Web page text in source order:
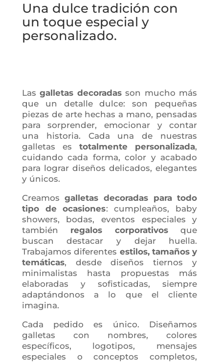
Una dulce tradición con
un toque especial y
personalizado.
Lasgalletas decoradasson mucho más
que un detalle dulce: son pequeñas
piezas de arte hechas a mano, pensadas
para sorprender, emocionar y contar
una historia. Cada una de nuestras
galletas estotalmente personalizada,
cuidando cada forma, color y acabado
para lograr diseños delicados, elegantes
y únicos.
Creamosgalletas decoradas para todo
tipo de ocasiones: cumpleaños, baby
showers, bodas, eventos especiales y
también regalos corporativosque
buscan destacar y dejar huella.
Trabajamos diferentes estilos, tamaños y
temáticas, desde diseños tiernos y
minimalistas hasta propuestas más
elaboradas y sofisticadas, siempre
adaptándonos a lo que el cliente
imagina.
Cada pedido es único. Diseñamos
galletas con nombres, colores
específicos, logotipos, mensajes
especiales o conceptos completos,